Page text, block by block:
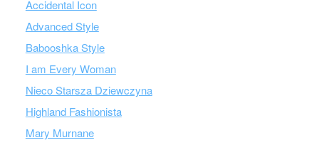
Accidental Icon
Advanced Style
Babooshka Style
I am Every Woman
Nieco Starsza Dziewczyna
Highland Fashionista
Mary Murnane